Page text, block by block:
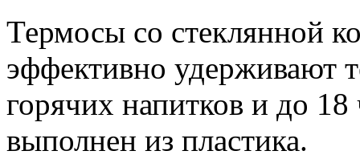
Термосы со стеклянной
эффективно удерживают
горячих напитков и до
выполнен из пластика.